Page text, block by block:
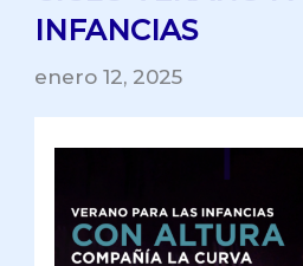
INFANCIAS
enero 12, 2025